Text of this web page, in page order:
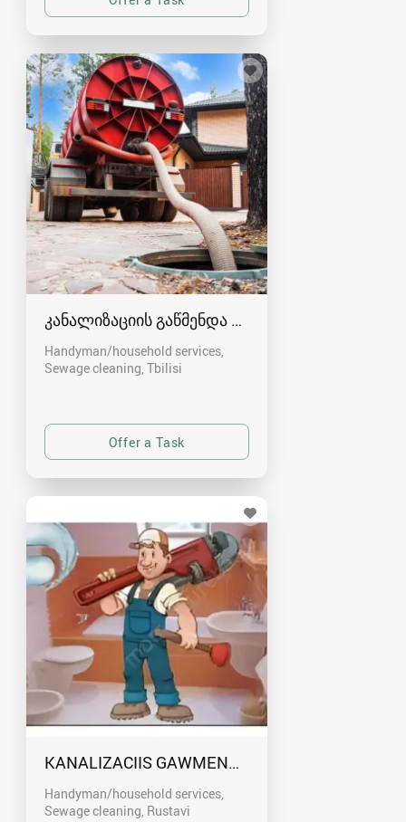
კანალიზაციის გაწმენდა თბილისი 557554000
Handyman/household services,
Sewage cleaning Tbilisi
KANALIZACIIS GAWMENDA RUSTAVSHI -
Handyman/household services,
Sewage cleaning Rustavi